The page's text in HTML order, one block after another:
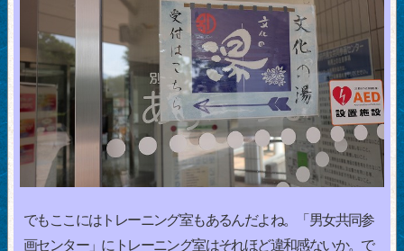
でもここにはトレーニング室もあるんだよね。「男女共同参
画センター」にトレーニング室はそれほど違和感ないか。で